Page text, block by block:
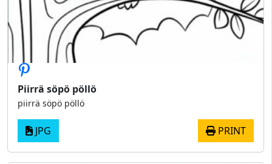
Piirrä söpö pöllö
piirrä söpö pöllö
JPG PRINT